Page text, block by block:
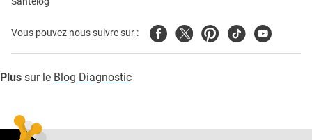
Vous pouvez nous suivre sur : FacebookTwitterPinterest
TiktokYoutube
Plus sur le Blog Diagnostic